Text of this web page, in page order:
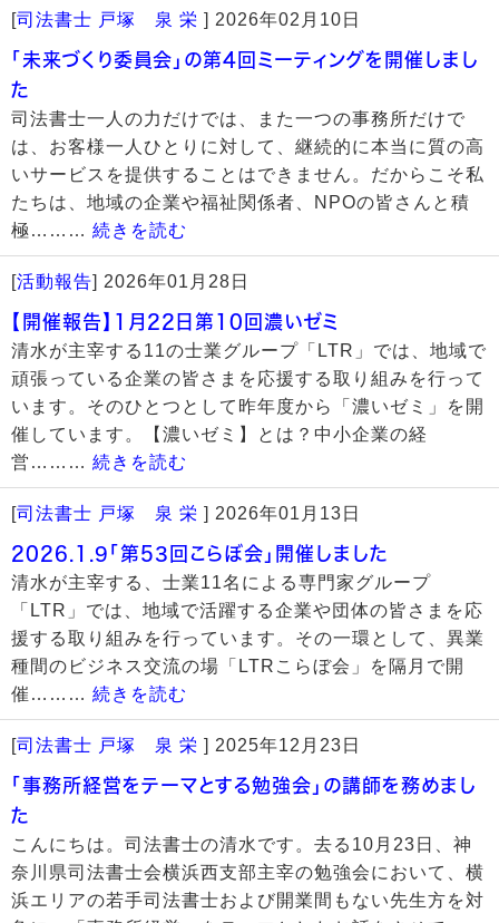
[司法書士 戸塚 泉 栄 ] 2026年02月10日
「未来づくり委員会」の第4回ミーティングを開催しまし
た
司法書士一人の力だけでは、また一つの事務所だけで
は、お客様一人ひとりに対して、継続的に本当に質の高
いサービスを提供することはできません。だからこそ私
たちは、地域の企業や福祉関係者、NPOの皆さんと積
極……… 続きを読む
[活動報告] 2026年01月28日
【開催報告】1月22日第10回濃いゼミ
清水が主宰する11の士業グループ「LTR」では、地域で
頑張っている企業の皆さまを応援する取り組みを行って
います。そのひとつとして昨年度から「濃いゼミ」を開
催しています。【濃いゼミ】とは？中小企業の経
営……… 続きを読む
[司法書士 戸塚 泉 栄 ] 2026年01月13日
2026.1.9「第53回こらぼ会」開催しました
清水が主宰する、士業11名による専門家グループ
「LTR」では、地域で活躍する企業や団体の皆さまを応
援する取り組みを行っています。その一環として、異業
種間のビジネス交流の場「LTRこらぼ会」を隔月で開
催……… 続きを読む
[司法書士 戸塚 泉 栄 ] 2025年12月23日
「事務所経営をテーマとする勉強会」の講師を務めまし
た
こんにちは。司法書士の清水です。去る10月23日、神
奈川県司法書士会横浜西支部主宰の勉強会において、横
浜エリアの若手司法書士および開業間もない先生方を対